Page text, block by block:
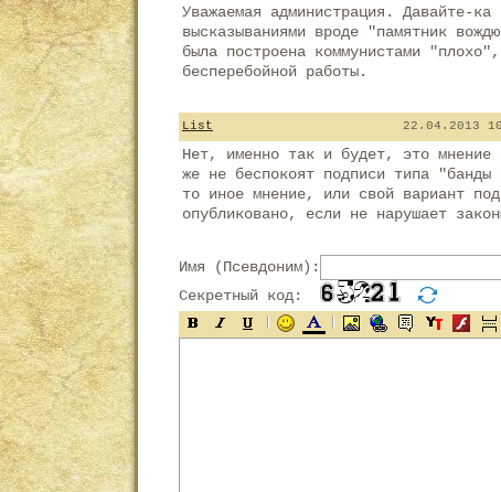
Уважаемая администрация. Давайте-
высказываниями вроде "памятник
была построена коммунистами
бесперебойной работы.
List 22.04.2013
Нет, именно так и будет, это мнение
же не беспокоят подписи типа
то иное мнение, или свой вариант
опубликовано, если не нарушает
Имя (Псевдоним):
Секретный код: